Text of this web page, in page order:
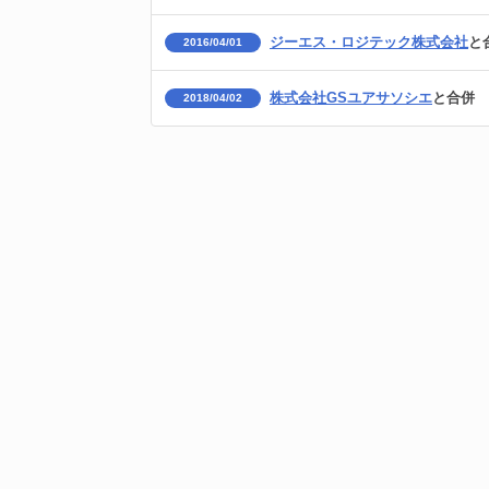
2016/04/01 ジーエス・ロジテック株式会社と
2018/04/02 株式会社GSユアサソシエと合併